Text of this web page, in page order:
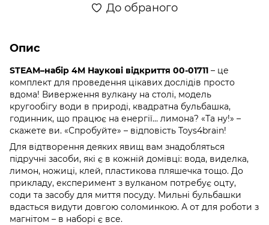
До обраного
Опис
STEAM–набір 4M Наукові відкриття 00-01711 – це
комплект для проведення цікавих дослідів просто
вдома! Виверження вулкану на столі, модель
кругообігу води в природі, квадратна бульбашка,
годинник, що працює на енергії… лимона? «Та ну!» –
скажете ви. «Спробуйте» – відповість Toys4brain!
Для відтворення деяких явищ вам знадобляться
підручні засоби, які є в кожній домівці: вода, виделка,
лимон, ножиці, клей, пластикова пляшечка тощо. До
прикладу, експеримент з вулканом потребує оцту,
соди та засобу для миття посуду. Мильні бульбашки
вдасться видути довгою соломинкою. А от для роботи з
магнітом – в наборі є все.